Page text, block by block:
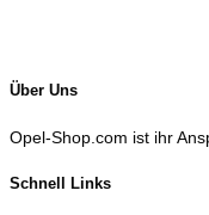
Über Uns
Opel-Shop.com ist ihr
Schnell Links